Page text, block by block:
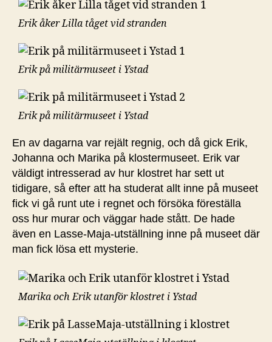
Erik åker Lilla tåget vid stranden
Erik på militärmuseet i Ystad
Erik på militärmuseet i Ystad
En av dagarna var rejält regnig, och då gick Erik,
Johanna och Marika på klostermuseet. Erik var
väldigt intresserad av hur klostret har sett ut
tidigare, så efter att ha studerat allt inne på museet
fick vi gå runt ute i regnet och försöka föreställa
oss hur murar och väggar hade stått. De hade
även en Lasse-Maja-utställning inne på museet där
man fick lösa ett mysterie.
Marika och Erik utanför klostret i Ystad